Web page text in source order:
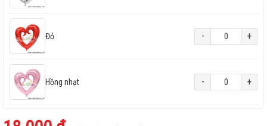
Đỏ - +
Hồng nhạt - +